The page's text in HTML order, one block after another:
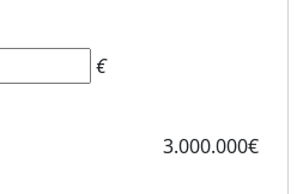
€
3.000.000€